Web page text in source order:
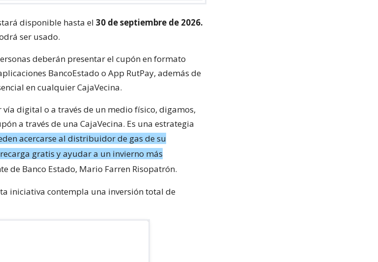
disponible hasta el 30 de septiembre de 2026.
ser usado.
deberán presentar el cupón en formato
BancoEstado o App RutPay, además de
en cualquier CajaVecina.
vía digital o a través de un medio físico, digamos,
a través de una CajaVecina. Es una estrategia
acercarse al distribuidor de gas de su
gratis y ayudar a un invierno más
de Banco Estado, Mario Farren Risopatrón.
iniciativa contempla una inversión total de